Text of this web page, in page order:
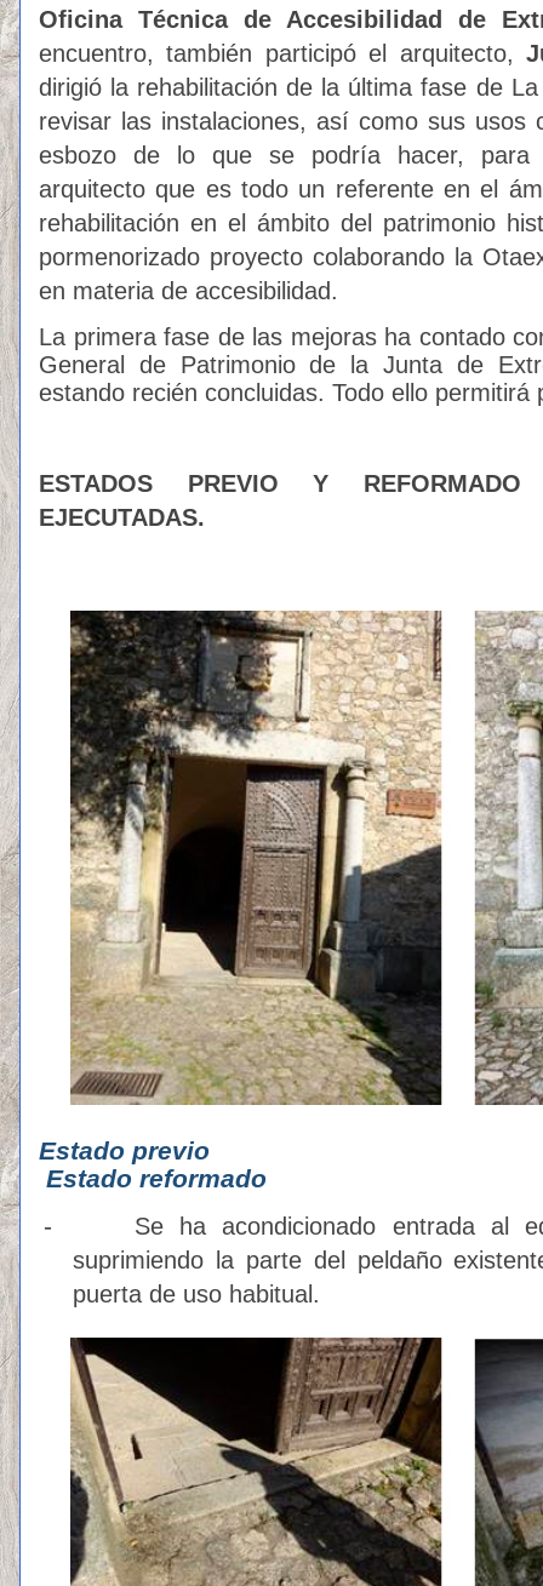
Oficina Técnica de Accesibilidad de
encuentro, también participó el arquitecto,
dirigió la rehabilitación de la última fase de
revisar las instalaciones, así como sus
esbozo de lo que se podría hacer, para
arquitecto que es todo un referente en el
rehabilitación en el ámbito del patrimonio
pormenorizado proyecto colaborando la
en materia de accesibilidad.
La primera fase de las mejoras ha contado
General de Patrimonio de la Junta de
estando recién concluidas. Todo ello
ESTADOS PREVIO Y
EJECUTADAS.
Estado
Estado reformado
-
Se ha acondicionado entrada al
suprimiendo la parte del peldaño
puerta de uso habitual.